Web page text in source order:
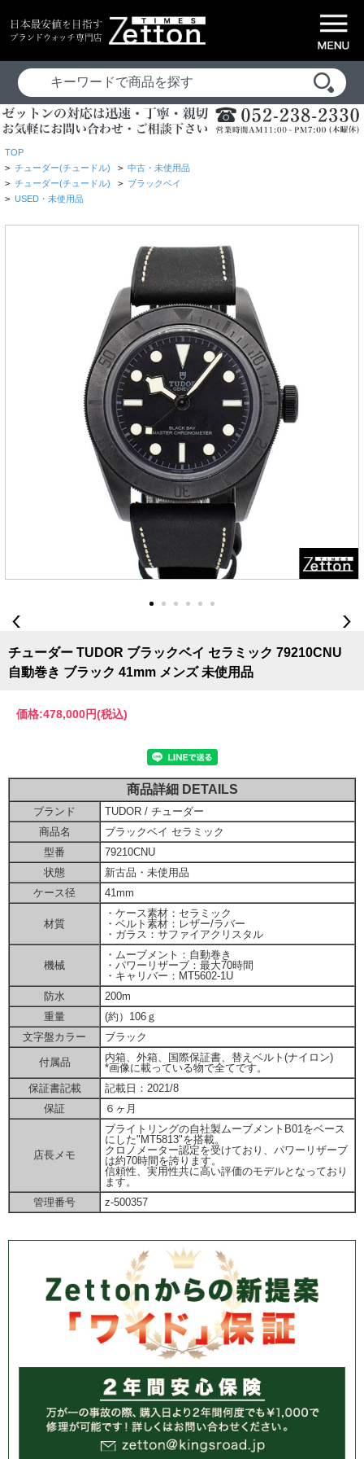
TOP
> チューダー(チュードル) > 中古・未使用品
> チューダー(チュードル) > ブラックベイ
> USED・未使用品
チューダー TUDOR ブラックベイ セラミック 79210CNU
自動巻き ブラック 41mm メンズ 未使用品
価格:478,000円(税込)
商品詳細 DETAILS
ブランド
TUDOR / チューダー
商品名
ブラックベイ セラミック
型番
79210CNU
状態
新古品・未使用品
ケース径
41mm
材質
・ケース素材：セラミック
・ベルト素材：レザー/ラバー
・ガラス：サファイアクリスタル
機械
・ムーブメント：自動巻き
・パワーリザーブ：最大70時間
・キャリバー：MT5602-1U
防水
200m
重量
(約）106ｇ
文字盤カラー
ブラック
付属品
内箱、外箱、国際保証書、替えベルト(ナイロン)
*画像に載っている物で全てです。
保証書記載
記載日：2021/8
保証
６ヶ月
店長メモ
ブライトリングの自社製ムーブメントB01をベース
にした"MT5813"を搭載。
クロノメーター認定を受けており、パワーリザーブ
は約70時間を誇ります。
信頼性、実用性共に高い評価のモデルとなっており
ます。
管理番号
z-500357